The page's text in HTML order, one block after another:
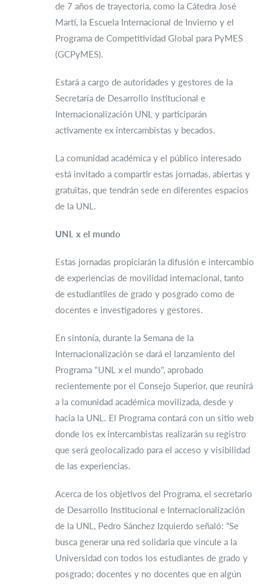
de 7 años de trayectoria, como la Cátedra José
Martí, la Escuela Internacional de Invierno y el
Programa de Competitividad Global para PyMES
(GCPyMES).
Estará a cargo de autoridades y gestores de la
Secretaría de Desarrollo Institucional e
Internacionalización UNL y participarán
activamente ex intercambistas y becados.
La comunidad académica y el público interesado
está invitado a compartir estas jornadas, abiertas y
gratuitas, que tendrán sede en diferentes espacios
de la UNL.
UNL x el mundo
Estas jornadas propiciarán la difusión e intercambio
de experiencias de movilidad internacional, tanto
de estudiantiles de grado y posgrado como de
docentes e investigadores y gestores.
En sintonía, durante la Semana de la
Internacionalización se dará el lanzamiento del
Programa "UNL x el mundo", aprobado
recientemente por el Consejo Superior, que reunirá
a la comunidad académica movilizada, desde y
hacia la UNL. El Programa contará con un sitio web
donde los ex intercambistas realizarán su registro
que será geolocalizado para el acceso y visibilidad
de las experiencias.
Acerca de los objetivos del Programa, el secretario
de Desarrollo Institucional e Internacionalización
de la UNL, Pedro Sánchez Izquierdo señaló: “Se
busca generar una red solidaria que vincule a la
Universidad con todos los estudiantes de grado y
posgrado; docentes y no docentes que en algún